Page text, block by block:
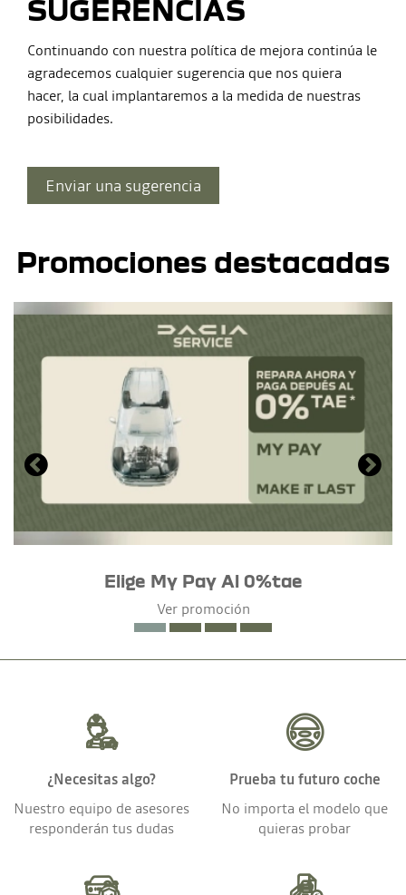
SUGERENCIAS
Continuando con nuestra política de mejora continúa le
agradecemos cualquier sugerencia que nos quiera
hacer, la cual implantaremos a la medida de nuestras
posibilidades.
Enviar una sugerencia
Promociones destacadas
Elige My Pay Al 0%tae
Ver promoción
¿Necesitas algo?
Nuestro equipo de asesores
responderán tus dudas
Prueba tu futuro coche
No importa el modelo que
quieras probar